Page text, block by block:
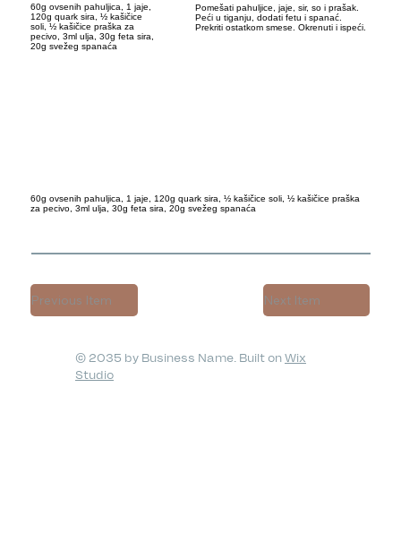
60g ovsenih pahuljica, 1 jaje,
120g quark sira, ½ kašičice
soli, ½ kašičice praška za
pecivo, 3ml ulja, 30g feta sira,
20g svežeg spanaća
Pomešati pahuljice, jaje, sir, so i prašak.
Peći u tiganju, dodati fetu i spanać.
Prekriti ostatkom smese. Okrenuti i ispeći.
60g ovsenih pahuljica, 1 jaje, 120g quark sira, ½ kašičice soli, ½ kašičice praška
za pecivo, 3ml ulja, 30g feta sira, 20g svežeg spanaća
Previous Item Next Item
© 2035 by Business Name. Built on Wix
Studio